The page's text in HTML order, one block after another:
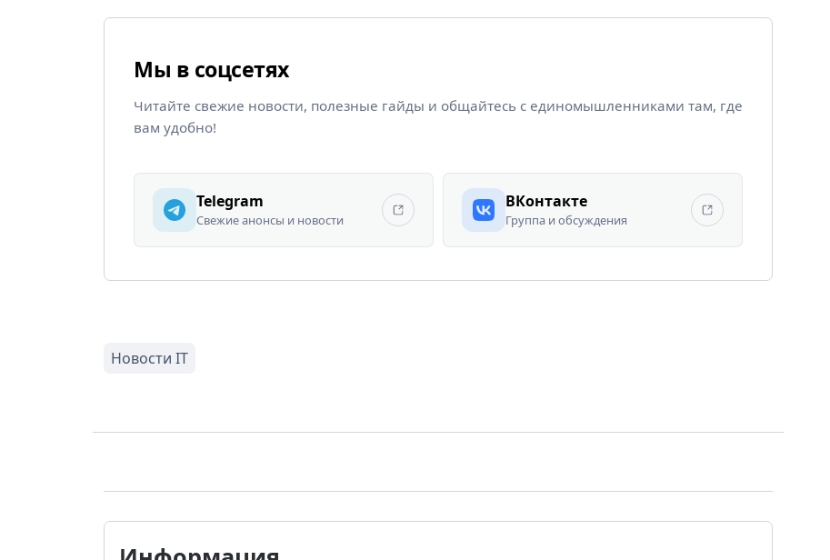
Мы в соцсетях
Читайте свежие новости, полезные гайды и общайтесь с единомышленниками там, где
вам удобно!
Telegram
Свежие анонсы и новости
ВКонтакте
Группа и обсуждения